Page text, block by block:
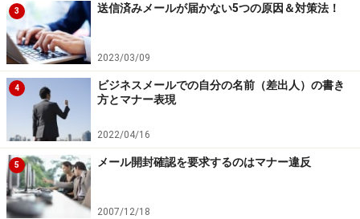
※記事内容は執筆時点のものです。最新の内容をご確認くださ
い。
【編集部おすすめの購入サイト】
Amazonで企業経営関連の書籍をチェック！
楽天市場で企業経営関連の書籍をチェック！
3 送信済みメールが届かない5つの原因＆対策法！
2023/03/09
4
ビジネスメールでの自分の名前（差出人）の書き
方とマナー表現
2022/04/16
5 メール開封確認を要求するのはマナー違反
2007/12/18